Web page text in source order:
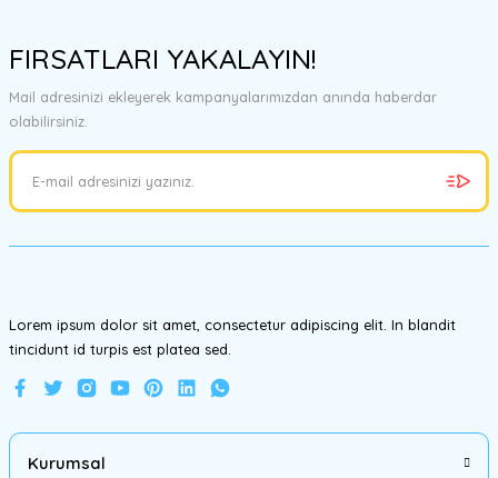
tarafımıza iletebilirsiniz.
Görüş ve önerileriniz için teşekkür ederiz.
Ürün resmi kalitesiz, bozuk veya görüntülenemiyor.
Ürün bilgilerinde hatalar bulunuyor.
FIRSATLARI YAKALAYIN!
Mail adresinizi ekleyerek kampanyalarımızdan anında haberdar
olabilirsiniz.
Lorem ipsum dolor sit amet, consectetur adipiscing elit. In blandit
tincidunt id turpis est platea sed.
Kurumsal